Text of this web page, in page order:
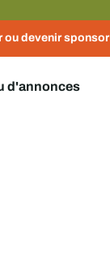
ou devenir sponsor
d'annonces